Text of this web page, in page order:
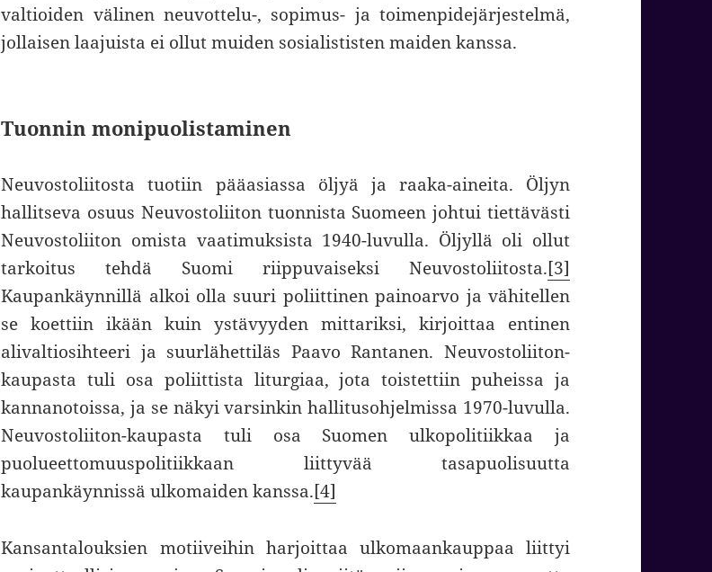
valtioiden välinen neuvottelu-, sopimus- ja toimenpidejärjestelmä,
jollaisen laajuista ei ollut muiden sosialististen maiden kanssa.
Tuonnin monipuolistaminen
Neuvostoliitosta tuotiin pääasiassa öljyä ja raaka-aineita. Öljyn
hallitseva osuus Neuvostoliiton tuonnista Suomeen johtui tiettävästi
Neuvostoliiton omista vaatimuksista 1940-luvulla. Öljyllä oli ollut
tarkoitus tehdä Suomi riippuvaiseksi Neuvostoliitosta.[3]
Kaupankäynnillä alkoi olla suuri poliittinen painoarvo ja vähitellen
se koettiin ikään kuin ystävyyden mittariksi, kirjoittaa entinen
alivaltiosihteeri ja suurlähettiläs Paavo Rantanen. Neuvostoliiton-
kaupasta tuli osa poliittista liturgiaa, jota toistettiin puheissa ja
kannanotoissa, ja se näkyi varsinkin hallitusohjelmissa 1970-luvulla.
Neuvostoliiton-kaupasta tuli osa Suomen ulkopolitiikkaa ja
puolueettomuuspolitiikkaan liittyvää tasapuolisuutta
kaupankäynnissä ulkomaiden kanssa.[4]
Kansantalouksien motiiveihin harjoittaa ulkomaankauppaa liittyi